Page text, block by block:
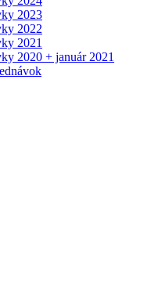
2023
2022
2021
2020 + január 2021